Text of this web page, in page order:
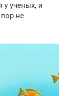
у ученых, и
не